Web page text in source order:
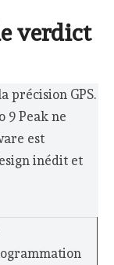
verdict
précision GPS.
9 Peak ne
est
inédit et